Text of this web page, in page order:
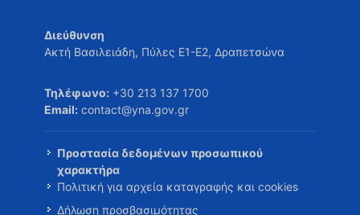
Διεύθυνση
Ακτή Βασιλειάδη, Πύλες Ε1-Ε2, Δραπετσώνα
Τηλέφωνο: +30 213 137 1700
Email: contact@yna.gov.gr
Προστασία δεδομένων προσωπικού
χαρακτήρα
Πολιτική για αρχεία καταγραφής και cookies
Δήλωση προσβασιμότητας